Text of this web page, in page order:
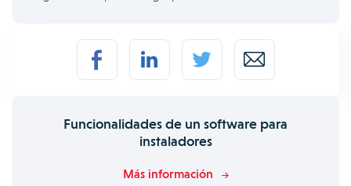
Funcionalidades de un software para
instaladores
Más información